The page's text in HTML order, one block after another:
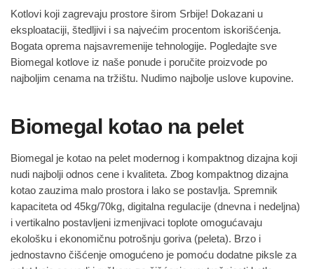
Kotlovi koji zagrevaju prostore širom Srbije! Dokazani u
eksploataciji, štedljivi i sa najvećim procentom iskorišćenja.
Bogata oprema najsavremenije tehnologije. Pogledajte sve
Biomegal kotlove iz naše ponude i poručite proizvode po
najboljim cenama na tržištu. Nudimo najbolje uslove kupovine.
Biomegal kotao na pelet
Biomegal je kotao na pelet modernog i kompaktnog dizajna koji
nudi najbolji odnos cene i kvaliteta. Zbog kompaktnog dizajna
kotao zauzima malo prostora i lako se postavlja. Spremnik
kapaciteta od 45kg/70kg, digitalna regulacije (dnevna i nedeljna)
i vertikalno postavljeni izmenjivaci toplote omogućavaju
ekološku i ekonomičnu potrošnju goriva (peleta). Brzo i
jednostavno čišćenje omogućeno je pomoću dodatne piksle za